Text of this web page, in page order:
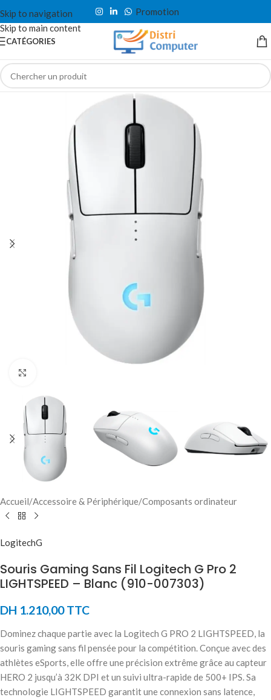
Skip to navigation
Skip to main content
Promotion
CATÉGORIES
Accueil/Accessoire & Périphérique/Composants ordinateur
LogitechG
Souris Gaming Sans Fil Logitech G Pro 2
LIGHTSPEED – Blanc (910-007303)
DH 1.210,00TTC
Dominez chaque partie avec la Logitech G PRO 2 LIGHTSPEED, la
souris gaming sans fil pensée pour la compétition. Conçue avec des
athlètes eSports, elle offre une précision extrême grâce au capteur
HERO 2 jusqu’à 32K DPI et un suivi ultra-rapide de 500+ IPS. Sa
technologie LIGHTSPEED garantit une connexion sans latence,